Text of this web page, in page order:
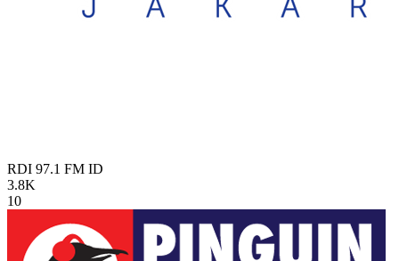
RDI 97.1 FM ID
3.8K
10